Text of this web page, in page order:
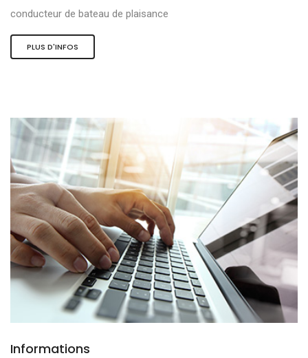
conducteur de bateau de plaisance
PLUS D'INFOS
Informations